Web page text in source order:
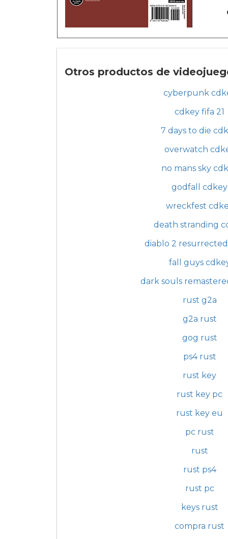
Otros productos de
cyberpunk
cdkey fifa 21
7 days to die
overwatch
no mans sky
godfall cdkey
wreckfest
death stranding
diablo 2
fall guys
dark souls
rust g2a
g2a rust
gog rust
ps4 rust
rust key
rust key pc
rust key eu
pc rust
rust
rust ps4
rust pc
keys rust
compra rust